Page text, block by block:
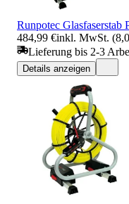
Runpotec Glasfaserstab
484,99 €inkl. MwSt.
Lieferung bis 2-3
Details anzeigen